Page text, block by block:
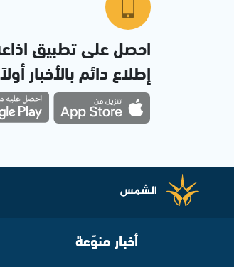
احصل على تطبيق
إطلاع دائم بالأخبار
أخبار منوّعة